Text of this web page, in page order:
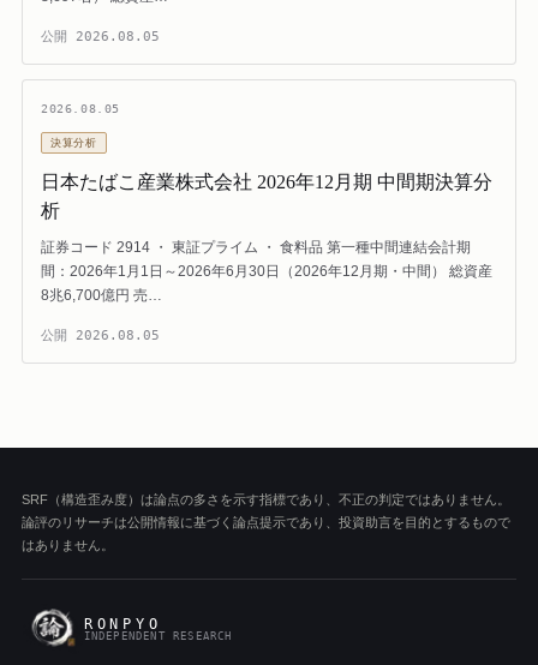
公開 2026.08.05
2026.08.05
決算分析
日本たばこ産業株式会社 2026年12月期 中間期決算分
析
証券コード 2914 ・ 東証プライム ・ 食料品 第一種中間連結会計期
間：2026年1月1日～2026年6月30日（2026年12月期・中間） 総資産
8兆6,700億円 売…
公開 2026.08.05
SRF（構造歪み度）は論点の多さを示す指標であり、不正の判定ではありません。
論評のリサーチは公開情報に基づく論点提示であり、投資助言を目的とするもので
はありません。
RONPYO
INDEPENDENT RESEARCH